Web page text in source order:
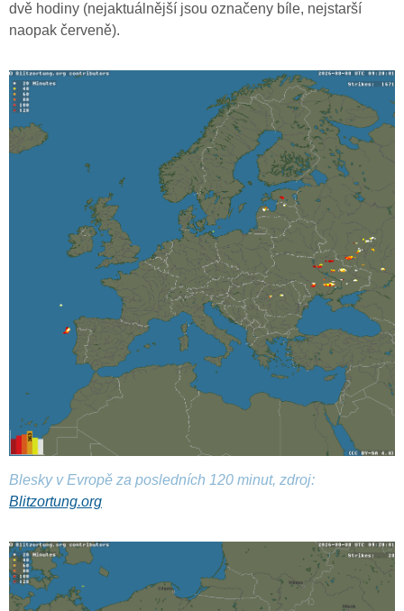
dvě hodiny (nejaktuálnější jsou označeny bíle, nejstarší
naopak červeně).
Blesky v Evropě za posledních 120 minut, zdroj:
Blitzortung.org